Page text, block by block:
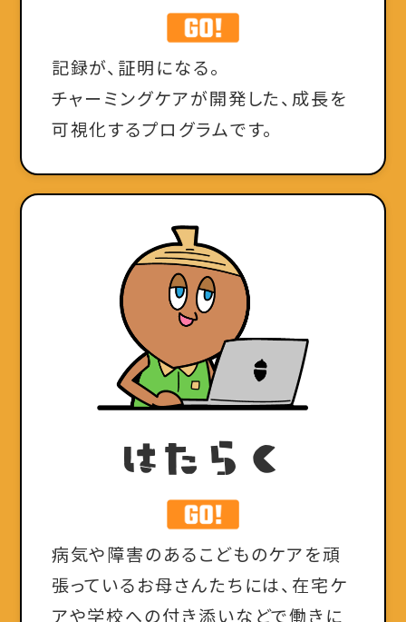
記録が、証明になる。
チャーミングケアが開発した、成長を
可視化するプログラムです。
はたらく
病気や障害のあるこどものケアを頑
張っているお母さんたちには、在宅ケ
アや学校への付き添いなどで働きに